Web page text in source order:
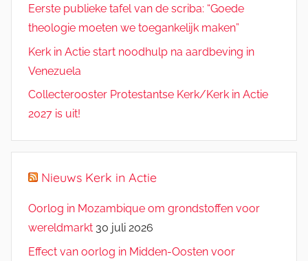
Eerste publieke tafel van de scriba: “Goede
theologie moeten we toegankelijk maken”
Kerk in Actie start noodhulp na aardbeving in
Venezuela
Collecterooster Protestantse Kerk/Kerk in Actie
2027 is uit!
Nieuws Kerk in Actie
Oorlog in Mozambique om grondstoffen voor
wereldmarkt 30 juli 2026
Effect van oorlog in Midden-Oosten voor